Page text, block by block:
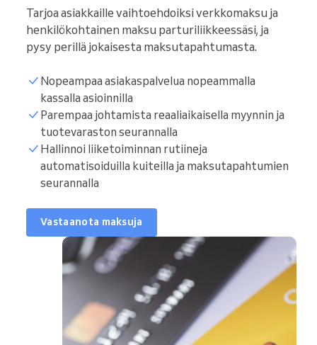
Tarjoa asiakkaille vaihtoehdoiksi verkkomaksu ja
henkilökohtainen maksu parturiliikkeessäsi, ja
pysy perillä jokaisesta maksutapahtumasta.
Nopeampaa asiakaspalvelua nopeammalla
kassalla asioinnilla
Parempaa johtamista reaaliaikaisella myynnin ja
tuotevaraston seurannalla
Hallinnoi liiketoiminnan rutiineja
automatisoiduilla kuiteilla ja maksutapahtumien
seurannalla
Vastaanota maksuja